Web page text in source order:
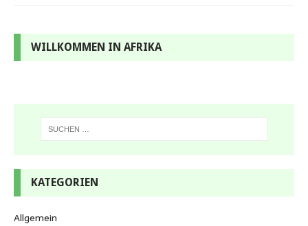
WILLKOMMEN IN AFRIKA
KATEGORIEN
Allgemein